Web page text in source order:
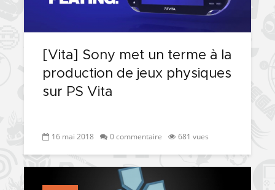
[Vita] Sony met un terme à la
production de jeux physiques
sur PS Vita
16 mai 2018 0 commentaire 681 vues